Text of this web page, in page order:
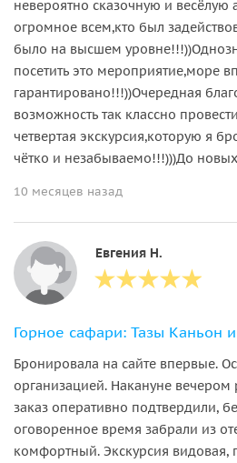
невероятно сказочную и весёлую
огромное всем,кто был
было на высшем
посетить это мероприятие,море
гарантировано!!!))Очередная
возможность так классно
четвертая экскурсия,которую я
чётко и незабываемо!!!)))До
10 месяцев назад
Евгения Н.
Горное сафари: Тазы Каньон
Бронировала на сайте впервые.
организацией. Накануне вечером
заказ оперативно подтвердили,
оговоренное время забрали из
комфортный. Экскурсия видовая,